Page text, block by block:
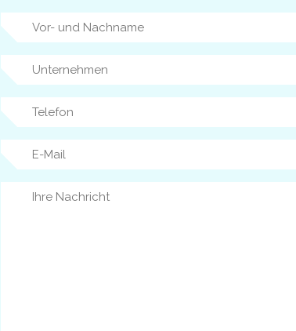
und
Nachname
Unternehmen
Telefon
Mail